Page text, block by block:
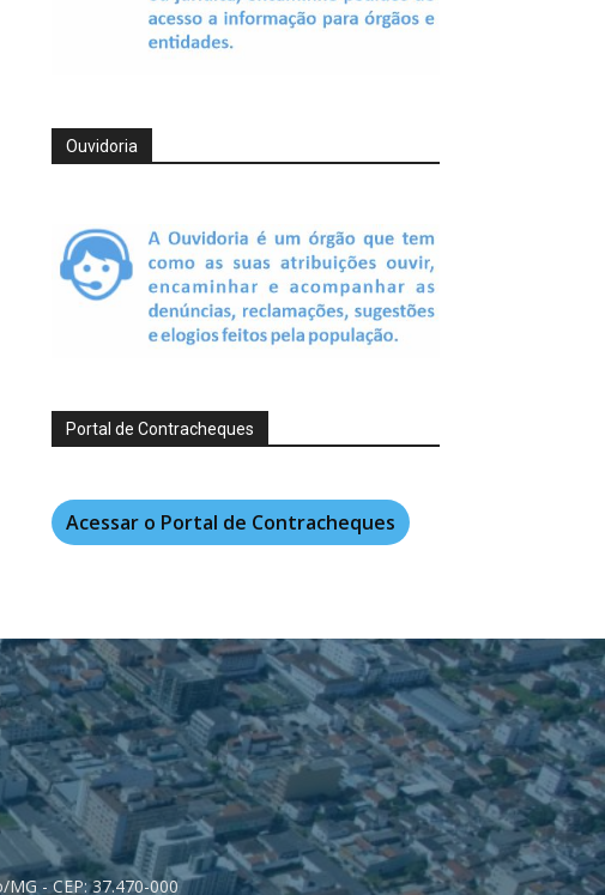
Ouvidoria
Portal de Contracheques
Acessar o Portal de Contracheques
- CEP: 37.470-000